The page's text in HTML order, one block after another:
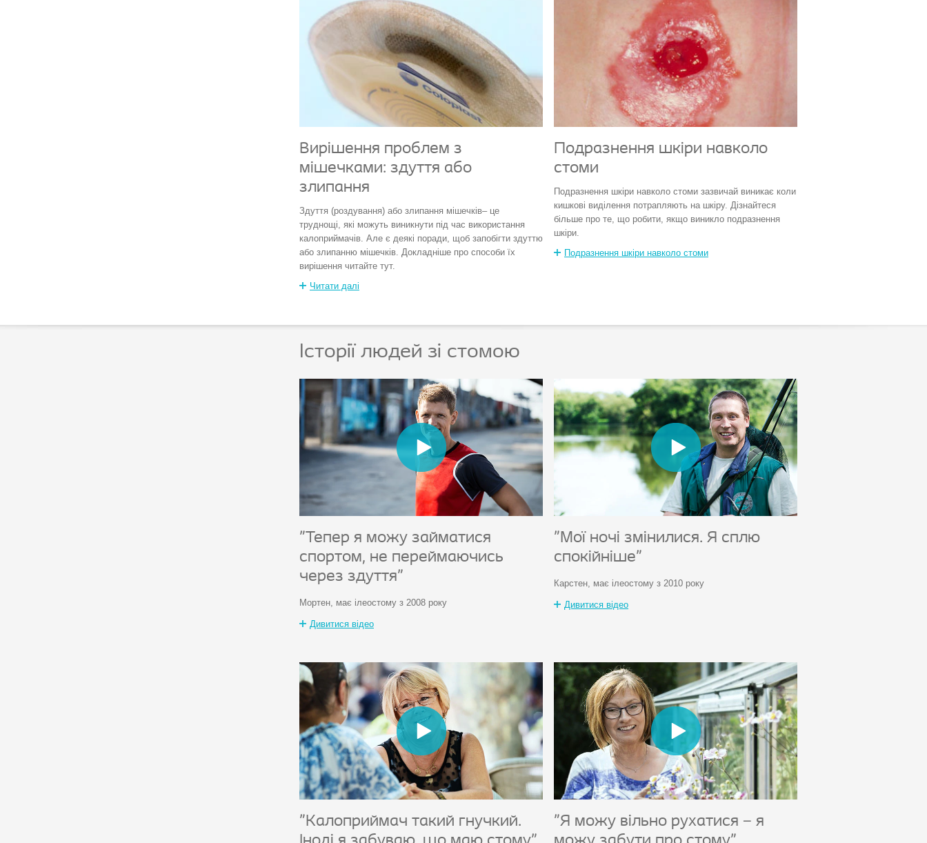
Вирішення проблем з
мішечками: здуття або
злипання
Здуття (роздування) або злипання мішечків– це
труднощі, які можуть виникнути під час використання
калоприймачів. Але є деякі поради, щоб запобігти здуттю
або злипанню мішечків. Докладніше про способи їх
вирішення читайте тут.
Читати далі
Подразнення шкіри навколо
стоми
Подразнення шкіри навколо стоми зазвичай виникає коли
кишкові виділення потрапляють на шкіру. Дізнайтеся
більше про те, що робити, якщо виникло подразнення
шкіри.
Подразнення шкіри навколо стоми
Історії людей зі стомою
"Тепер я можу займатися
спортом, не переймаючись
через здуття"
Мортен, має ілеостому з 2008 року
Дивитися відео
"Мої ночі змінилися. Я сплю
спокійніше"
Карстен, має ілеостому з 2010 року
Дивитися відео
"Калоприймач такий гнучкий.
"Я можу вільно рухатися – я